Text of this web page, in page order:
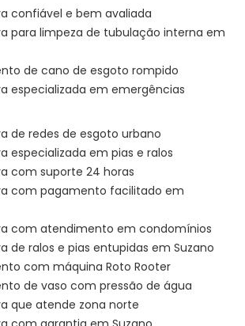
confiável e bem avaliada
para limpeza de tubulação interna em
de cano de esgoto rompido
especializada em emergências
de redes de esgoto urbano
especializada em pias e ralos
com suporte 24 horas
com pagamento facilitado em
com atendimento em condomínios
de ralos e pias entupidas em Suzano
com máquina Roto Rooter
de vaso com pressão de água
que atende zona norte